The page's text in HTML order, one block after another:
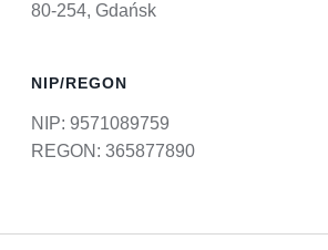
80-254, Gdańsk
NIP/REGON
NIP: 9571089759
REGON: 365877890